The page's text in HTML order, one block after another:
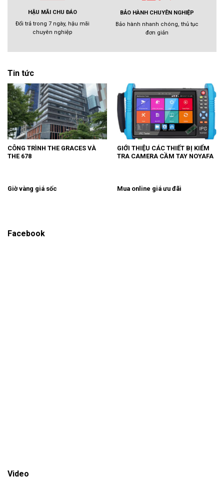
HẬU MÃI CHU ĐÁO
Đổi trả trong 7 ngày, hậu mãi
chuyên nghiệp
BẢO HÀNH CHUYÊN NGHIỆP
Bảo hành nhanh chóng, thủ tục
đơn giản
Tin tức
CÔNG TRÌNH THE GRACES VÀ
THE 678
GIỚI THIỆU CÁC THIẾT BỊ KIỂM
TRA CAMERA CẦM TAY NOYAFA
Giờ vàng giá sốc Mua online giá ưu đãi
Facebook
Video